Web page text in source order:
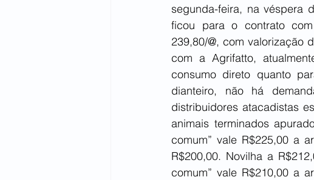
segunda-feira, na véspera
ficou para o contrato
239,80/@, com valorização
com a Agrifatto,
consumo direto quanto
dianteiro, não há
distribuidores atacadistas
animais terminados
comum” vale R$225,00 a
R$200,00. Novilha a
comum” vale R$210,00 a